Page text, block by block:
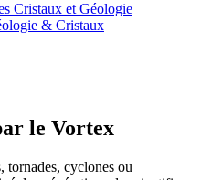
Cristaux et Géologie
& Cristaux
le Vortex
tornades, cyclones ou